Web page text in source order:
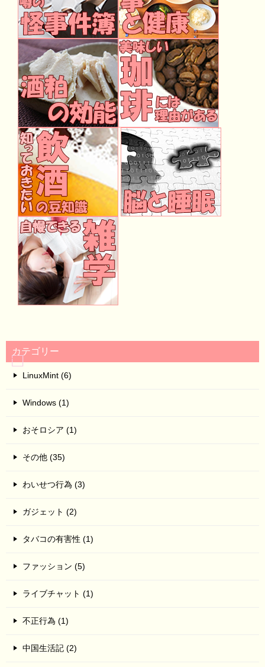
カテゴリー
LinuxMint (6)
Windows (1)
おそロシア (1)
その他 (35)
わいせつ行為 (3)
ガジェット (2)
タバコの有害性 (1)
ファッション (5)
ライブチャット (1)
不正行為 (1)
中国生活記 (2)